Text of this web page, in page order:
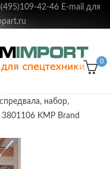
42-46 E-mail для
0
набор,
KMP Brand